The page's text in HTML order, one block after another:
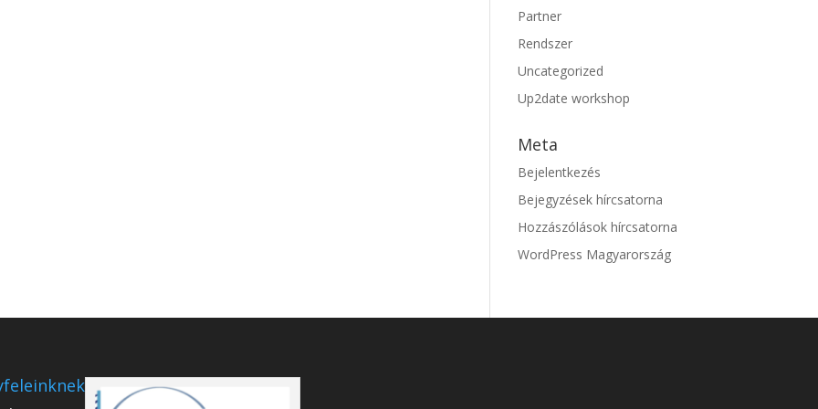
Partner
Rendszer
Uncategorized
Up2date workshop
Meta
Bejelentkezés
Bejegyzések hírcsatorna
Hozzászólások hírcsatorna
WordPress Magyarország